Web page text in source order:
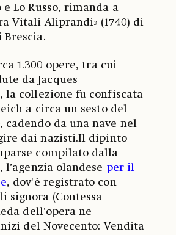
Lo Russo, rimanda a
Vitali Aliprandi» (1740) di
Brescia.
1.300 opere, tra cui
da Jacques
la collezione fu confiscata
a circa un sesto del
cadendo da una nave nel
dai nazisti.Il dipinto
compilato dalla
olandese per il
, dov'è registrato con
signora (Contessa
dell'opera ne
del Novecento: Vendita